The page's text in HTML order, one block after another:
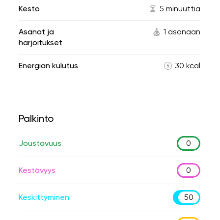
Kesto 5 minuuttia
Asanat ja
harjoitukset
1 asanaan
Energian kulutus 30 kcal
Palkinto
Joustavuus 0
Kestävyys 0
Keskittyminen 50